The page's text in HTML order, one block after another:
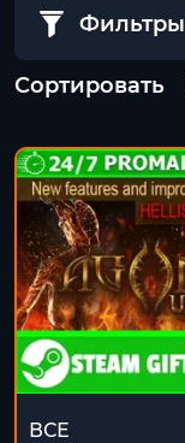
Фильтры
Сортировать
ВСЕ